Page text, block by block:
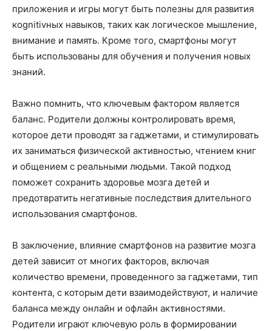
приложения и игры могут быть полезны для развития
кognitivных навыков, таких как логическое мышление,
внимание и память. Кроме того, смартфоны могут
быть использованы для обучения и получения новых
знаний.
Важно помнить, что ключевым фактором является
баланс. Родители должны контролировать время,
которое дети проводят за гаджетами, и стимулировать
их заниматься физической активностью, чтением книг
и общением с реальными людьми. Такой подход
поможет сохранить здоровье мозга детей и
предотвратить негативные последствия длительного
использования смартфонов.
В заключение, влияние смартфонов на развитие мозга
детей зависит от многих факторов, включая
количество времени, проведенного за гаджетами, тип
контента, с которым дети взаимодействуют, и наличие
баланса между онлайн и офлайн активностями.
Родители играют ключевую роль в формировании